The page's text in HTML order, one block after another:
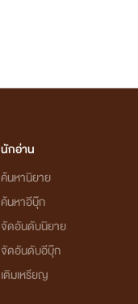
นักอ่าน
ค้นหานิยาย
ค้นหาอีบุ๊ก
จัดอันดับนิยาย
จัดอันดับอีบุ๊ก
เติมเหรียญ